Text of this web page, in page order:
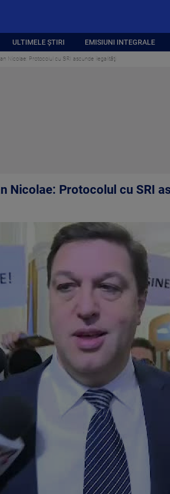
ULTIMELE ȘTIRI EMISIUNI INTEGRALE
Nicolae: Protocolul cu SRI ascunde ilegalităţi
Nicolae: Protocolul cu SRI